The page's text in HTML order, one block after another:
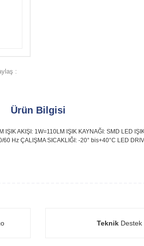
:
Ürün Bilgisi
AKIŞI: 1W=110LM IŞIK KAYNAĞI: SMD LED
Hz ÇALIŞMA SICAKLIĞI: -20° bis+40°C LED
Teknik Destek